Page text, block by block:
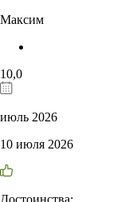
Максим
10,0
июль 2026
10 июля 2026
Достоинства: